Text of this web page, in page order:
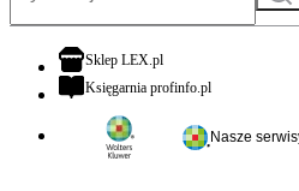
Sklep LEX.plotwiera się w nowej
Księgarnia profinfo.plotwiera się w
Nasze